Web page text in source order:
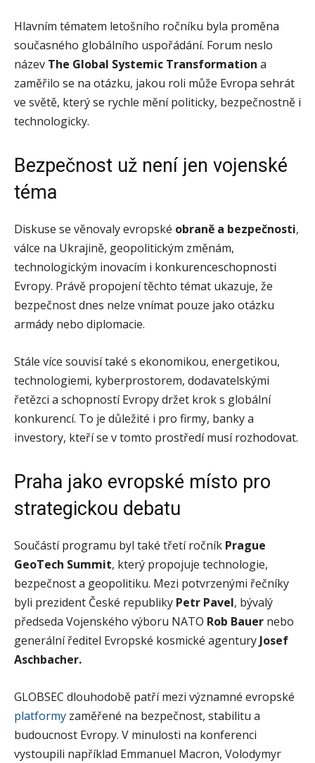
Hlavním tématem letošního ročníku byla proměna
současného globálního uspořádání. Forum neslo
název The Global Systemic Transformation a
zaměřilo se na otázku, jakou roli může Evropa sehrát
ve světě, který se rychle mění politicky, bezpečnostně i
technologicky.
Bezpečnost už není jen vojenské
téma
Diskuse se věnovaly evropské obraně a bezpečnosti,
válce na Ukrajině, geopolitickým změnám,
technologickým inovacím i konkurenceschopnosti
Evropy. Právě propojení těchto témat ukazuje, že
bezpečnost dnes nelze vnímat pouze jako otázku
armády nebo diplomacie.
Stále více souvisí také s ekonomikou, energetikou,
technologiemi, kyberprostorem, dodavatelskými
řetězci a schopností Evropy držet krok s globální
konkurencí. To je důležité i pro firmy, banky a
investory, kteří se v tomto prostředí musí rozhodovat.
Praha jako evropské místo pro
strategickou debatu
Součástí programu byl také třetí ročník Prague
GeoTech Summit, který propojuje technologie,
bezpečnost a geopolitiku. Mezi potvrzenými řečníky
byli prezident České republiky Petr Pavel, bývalý
předseda Vojenského výboru NATO Rob Bauer nebo
generální ředitel Evropské kosmické agentury Josef
Aschbacher.
GLOBSEC dlouhodobě patří mezi významné evropské
platformy zaměřené na bezpečnost, stabilitu a
budoucnost Evropy. V minulosti na konferenci
vystoupili například Emmanuel Macron, Volodymyr